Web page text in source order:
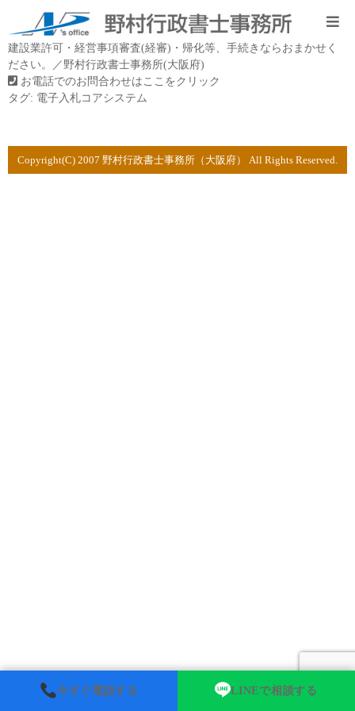
建設業許可・経営事項審査(経審)・帰化等、手続きならおまかせく
ださい。／野村行政書士事務所(大阪府)
お電話でのお問合わせはここをクリック
タグ: 電子入札コアシステム
Copyright(C) 2007 野村行政書士事務所（大阪府） All Rights Reserved.
今すぐ電話する LINEで相談する